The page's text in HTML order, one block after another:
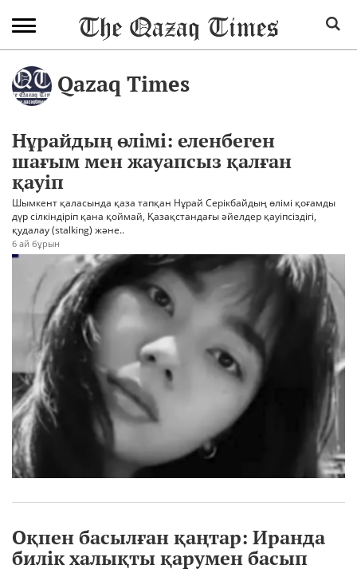
Qazaq Times
Нұрайдың өлімі: еленбеген
шағым мен жауапсыз қалған
қауіп
Шымкент қаласында қаза тапқан Нұрай Серікбайдың өлімі қоғамды
дүр сілкіндіріп қана қоймай, Қазақстандағы әйелдер қауіпсіздігі,
қудалау (stalking) және..
6 ай бұрын
Оқпен басылған қаңтар: Иранда
билік халықты қарумен басып